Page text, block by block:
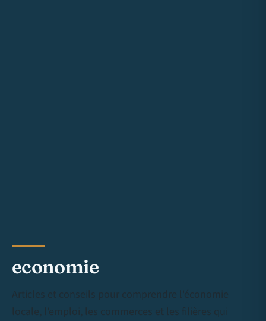
economie
Articles et conseils pour comprendre l'économie
locale, l'emploi, les commerces et les filières qui